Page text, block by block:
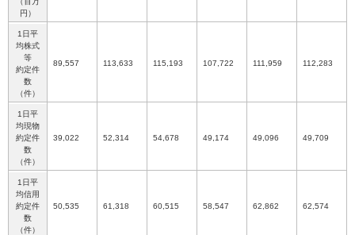
円）
1日平
均株式
等
約定件
数
（件）
89,557 113,633 115,193 107,722 111,959 112,283
1日平
均現物
約定件
数
（件）
39,022 52,314 54,678 49,174 49,096 49,709
1日平
均信用
約定件
数
（件）
50,535 61,318 60,515 58,547 62,862 62,574